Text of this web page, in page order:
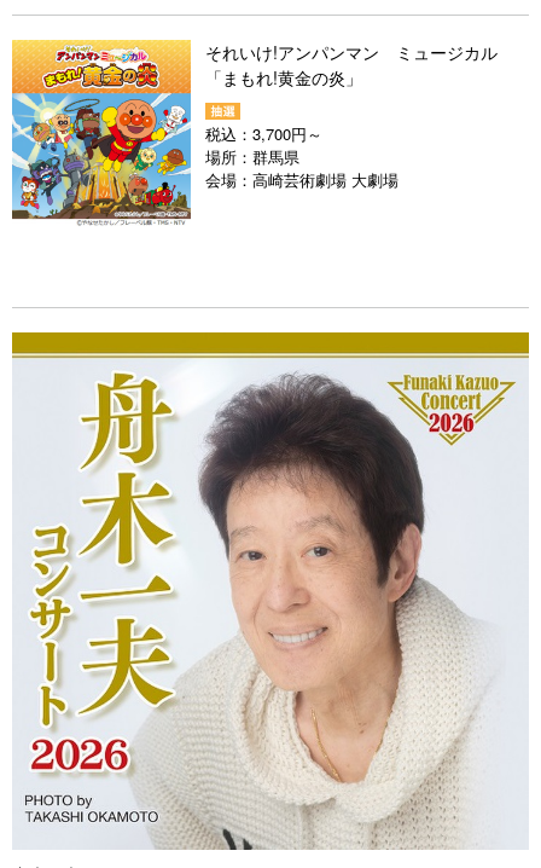
それいけ!アンパンマン ミュージカル
「まもれ!黄金の炎」
税込： 3,700円～
場所： 群馬県
会場： 高崎芸術劇場 大劇場